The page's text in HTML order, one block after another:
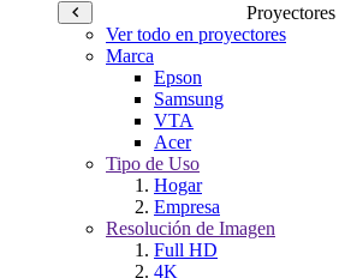
Proyectores
Ver todo en proyectores
Marca
Epson
Samsung
VTA
Acer
Tipo de Uso
Hogar
Empresa
Resolución de Imagen
Full HD
4K